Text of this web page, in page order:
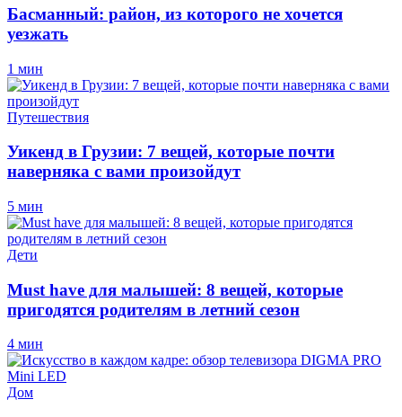
Басманный: район, из которого не хочется
уезжать
1 мин
Путешествия
Уикенд в Грузии: 7 вещей, которые почти
наверняка с вами произойдут
5 мин
Дети
Must have для малышей: 8 вещей, которые
пригодятся родителям в летний сезон
4 мин
Дом